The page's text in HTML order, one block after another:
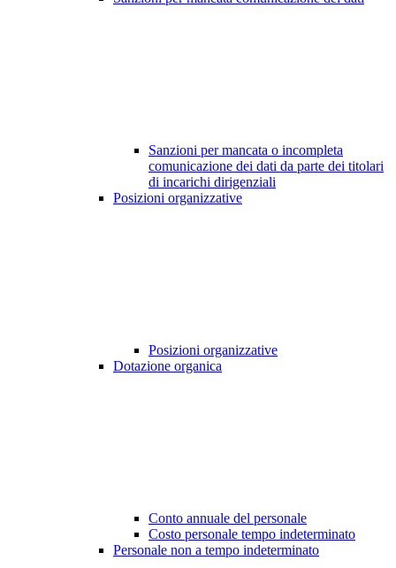
Sanzioni per mancata o incompleta
comunicazione dei dati da parte dei titolari
di incarichi dirigenziali
Posizioni organizzative
Posizioni organizzative
Dotazione organica
Conto annuale del personale
Costo personale tempo indeterminato
Personale non a tempo indeterminato